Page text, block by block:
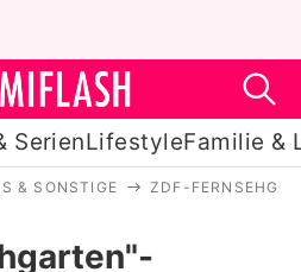
SerienLifestyleFamilie &
Stars
& SONSTIGE ZDF-